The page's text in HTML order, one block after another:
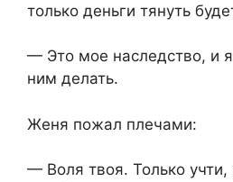
только деньги тянуть
— Это мое наследство, и
ним делать.
Женя пожал плечами:
— Воля твоя. Только учти,